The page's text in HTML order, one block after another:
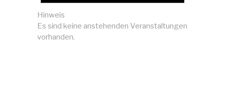
Hinweis
Es sind keine anstehenden Veranstaltungen
vorhanden.